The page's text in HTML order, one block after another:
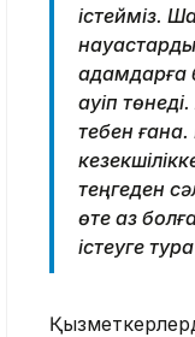
істейміз.
адамдарға
қауіп
тебен
теңгеден
өте аз
істеуге